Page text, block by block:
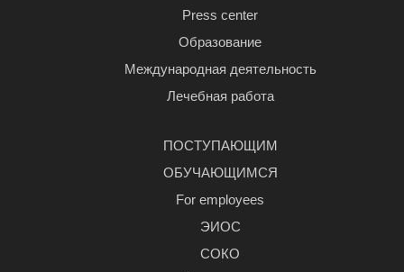
Press center
Образование
Международная деятельность
Лечебная работа
ПОСТУПАЮЩИМ
ОБУЧАЮЩИМСЯ
For employees
ЭИОС
СОКО